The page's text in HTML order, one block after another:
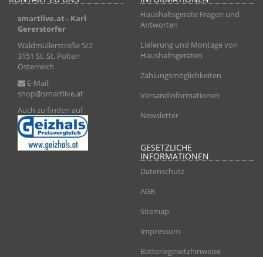
smartlive.at - Karl
Gererstorfer
Waldmüllerstraße 5/2
3151 St. St. Pölten
Österreich
E-Mail:
shop@smartlive.at
Auch zu finden auf
Haushaltsgeräte Fragen und
Antworten
Lieferung und Montage von
Haushaltsgeräten
Zahlungsmöglichkeiten
Versandinformationen
Newsletter
GESETZLICHE
INFORMATIONEN
Datenschutz
AGB
Sitemap
Impressum
Batteriegesetzhinweise